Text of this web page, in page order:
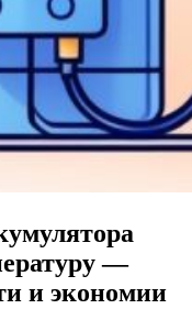
—
и экономии